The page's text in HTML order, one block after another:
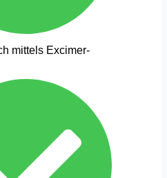
mittels Excimer-